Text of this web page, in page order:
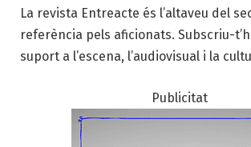
La revista Entreacte és l’altaveu del
referència pels aficionats. Subscriu-
suport a l’escena, l’audiovisual i la
Publicitat